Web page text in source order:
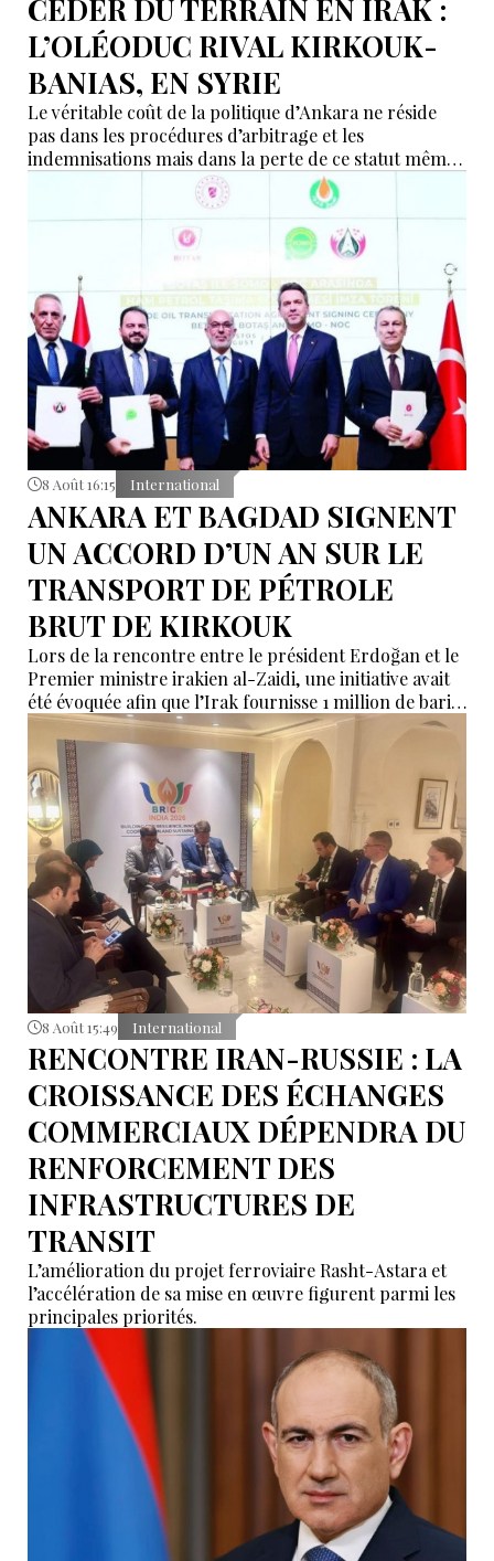
CÉDER DU TERRAIN EN IRAK :
L’OLÉODUC RIVAL KIRKOUK-
BANIAS, EN SYRIE
Le véritable coût de la politique d’Ankara ne réside
pas dans les procédures d’arbitrage et les
indemnisations mais dans la perte de ce statut même
d’« intermédiaire indispensable » que la Turquie a mis
des décennies à construire.
8 Août 16:15 International
ANKARA ET BAGDAD SIGNENT
UN ACCORD D’UN AN SUR LE
TRANSPORT DE PÉTROLE
BRUT DE KIRKOUK
Lors de la rencontre entre le président Erdoğan et le
Premier ministre irakien al-Zaidi, une initiative avait
été évoquée afin que l’Irak fournisse 1 million de barils
de pétrole brut nécessaires aux raffineries turques.
8 Août 15:49 International
RENCONTRE IRAN-RUSSIE : LA
CROISSANCE DES ÉCHANGES
COMMERCIAUX DÉPENDRA DU
RENFORCEMENT DES
INFRASTRUCTURES DE
TRANSIT
L’amélioration du projet ferroviaire Rasht-Astara et
l’accélération de sa mise en œuvre figurent parmi les
principales priorités.